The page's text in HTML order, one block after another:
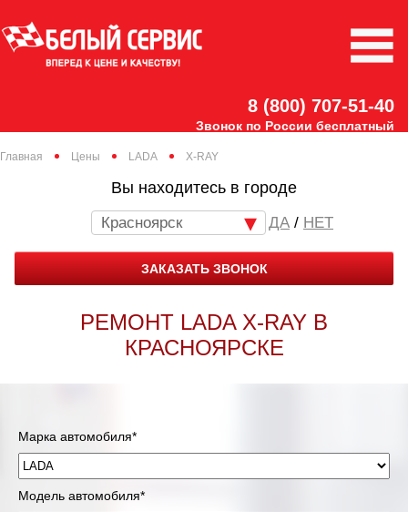
8 (800) 707-51-40
Звонок по России бесплатный
Главная Цены LADA X-RAY
Вы находитесь в городе
Красноярск / НЕТ
ЗАКАЗАТЬ ЗВОНОК
РЕМОНТ LADA X-RAY В
КРАСНОЯРСКЕ
Марка автомобиля*
Модель автомобиля*